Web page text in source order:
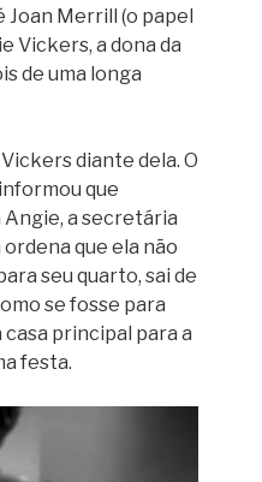
Joan Merrill (o papel
Vickers, a dona da
de uma longa
diante dela. O
que
a secretária
que ela não
seu quarto, sai de
se fosse para
casa principal para a
festa.